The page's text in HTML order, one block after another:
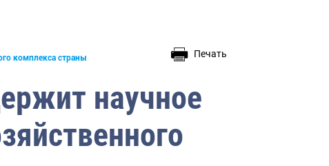
комплекса страны
Печать
научное